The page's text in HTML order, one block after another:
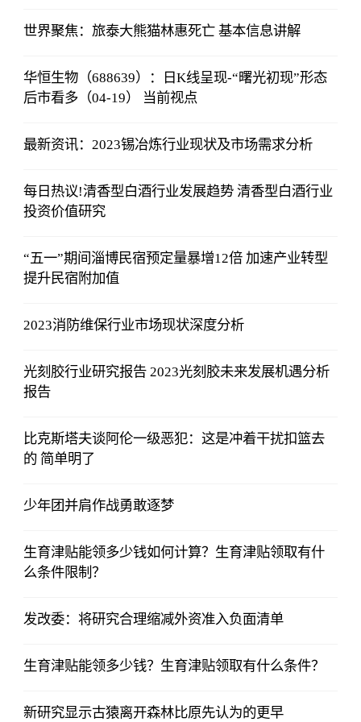
世界聚焦：旅泰大熊猫林惠死亡 基本信息讲解
华恒生物（688639）：日K线呈现-“曙光初现”形态
后市看多（04-19） 当前视点
最新资讯：2023锡冶炼行业现状及市场需求分析
每日热议!清香型白酒行业发展趋势 清香型白酒行业
投资价值研究
“五一”期间淄博民宿预定量暴增12倍 加速产业转型
提升民宿附加值
2023消防维保行业市场现状深度分析
光刻胶行业研究报告 2023光刻胶未来发展机遇分析
报告
比克斯塔夫谈阿伦一级恶犯：这是冲着干扰扣篮去
的 简单明了
少年团并肩作战勇敢逐梦
生育津贴能领多少钱如何计算？生育津贴领取有什
么条件限制？
发改委：将研究合理缩减外资准入负面清单
生育津贴能领多少钱？生育津贴领取有什么条件？
新研究显示古猿离开森林比原先认为的更早